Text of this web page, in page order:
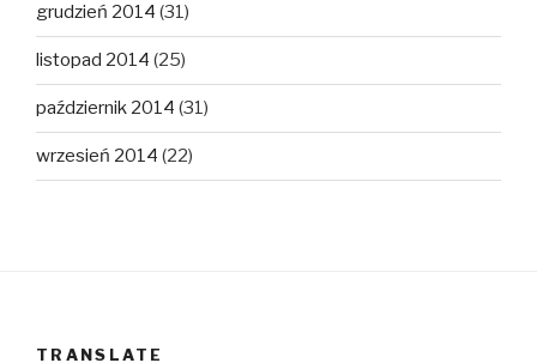
grudzień 2014 (31)
listopad 2014 (25)
październik 2014 (31)
wrzesień 2014 (22)
TRANSLATE